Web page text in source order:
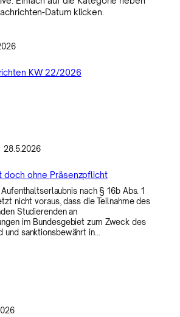
Datum klicken.
KW 22/2026
28.5.2026
doch ohne Präsenzpflicht
nach § 16b Abs. 1
nicht voraus, dass die Teilnahme des
Studierenden an
im Bundesgebiet zum Zweck des
und sanktionsbewährt in…